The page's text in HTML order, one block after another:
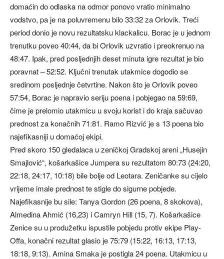
domaćin do odlaska na odmor ponovo vratio minimalno
vodstvo, pa je na poluvremenu bilo 33:32 za Orlovik. Treći
period donio je novu rezultatsku klackalicu. Borac je u jednom
trenutku poveo 40:44, da bi Orlovik uzvratio i preokrenuo na
48:47. Ipak, pred posljednjih deset minuta igre rezultat je bio
poravnat – 52:52. Ključni trenutak utakmice dogodio se
sredinom posljednje četvrtine. Nakon što je Orlovik poveo
57:54, Borac je napravio seriju poena i pobjegao na 59:69,
čime je prelomio utakmicu u svoju korist i do kraja sačuvao
prednost za konačnih 71:81. Ramo Rizvić je s 13 poena bio
najefikasniji u domaćoj ekipi.
Pred skoro 150 gledalaca u zeničkoj Gradskoj areni „Husejin
Smajlović“, košarkašice Jumpera su rezultatom 80:73 (24:20,
22:18, 24:17, 10:18) bile bolje od Leotara. Zeničanke su cijelo
vrijeme imale prednost te stigle do sigurne pobjede.
Najefikasnije bu sile: Tanya Gordon (26 poena, 8 skokova),
Almedina Ahmić (16,23) i Camryn Hill (15, 7). Košarkašice
Zenice su u produžetku ispustile pobjedu protiv ekipe Play-
Offa, konačni rezultat glasio je 75:79 (15:22, 16:13, 17:13,
18:18, 9:13). Amina Smaka je postigla 24 poena. Utakmicu u